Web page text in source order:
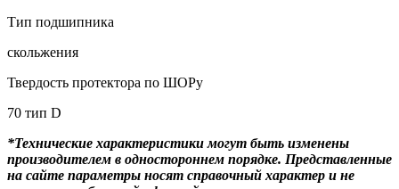
Тип подшипника
скольжения
Твердость протектора по ШОРу
70 тип D
*Технические характеристики могут быть изменены
производителем в одностороннем порядке. Представленные
на сайте параметры носят справочный характер и не